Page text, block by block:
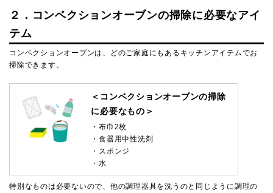
２．コンベクションオーブンの掃除に必要なアイ
テム
コンベクションオーブンは、どのご家庭にもあるキッチンアイテムでお
掃除できます。
＜コンベクションオーブンの掃除
に必要なもの＞
・布巾2枚
・食器用中性洗剤
・スポンジ
・水
特別なものは必要ないので、他の調理器具を洗うのと同じように調理の